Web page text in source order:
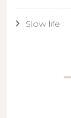
Slow life